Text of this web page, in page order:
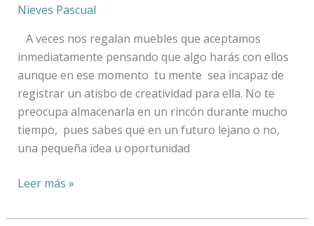
Nieves Pascual
A veces nos regalan muebles que aceptamos
inmediatamente pensando que algo harás con ellos
aunque en ese momento tu mente sea incapaz de
registrar un atisbo de creatividad para ella. No te
preocupa almacenarla en un rincón durante mucho
tiempo, pues sabes que en un futuro lejano o no,
una pequeña idea u oportunidad
Leer más »